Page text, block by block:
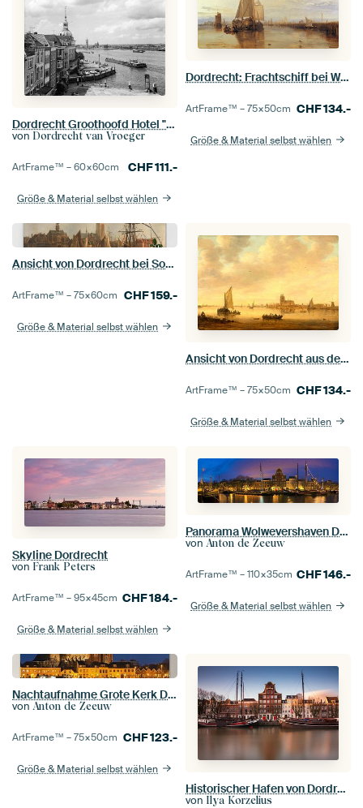
Dordrecht Groothoofd Hotel "Bellevue" von der Merwedekade
von Dordrecht van Vroeger
ArtFrame™ –60×60cm CHF111.-
Größe & Material selbst wählen
Dordrecht: Frachtschiff bei Windstille, Joseph Mallord William Turner
ArtFrame™ –75×50cm CHF134.-
Größe & Material selbst wählen
Ansicht von Dordrecht bei Sonnenuntergang, Aelbert Cuyp
ArtFrame™ –75×60cm CHF159.-
Größe & Material selbst wählen
Ansicht von Dordrecht aus dem Dordtse Kil, Jan van Goyen
ArtFrame™ –75×50cm CHF134.-
Größe & Material selbst wählen
Skyline Dordrecht
von Frank Peters
ArtFrame™ –95×45cm CHF184.-
Größe & Material selbst wählen
Panorama Wolwevershaven Dordrecht
von Anton de Zeeuw
ArtFrame™ –110×35cm CHF146.-
Größe & Material selbst wählen
Nachtaufnahme Grote Kerk Dordrecht
von Anton de Zeeuw
ArtFrame™ –75×50cm CHF123.-
Größe & Material selbst wählen
Historischer Hafen von Dordrecht
von Ilya Korzelius